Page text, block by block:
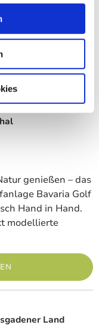
mitten im
genießen – das
Bavaria Golf
Hand in Hand.
modellierte
Land